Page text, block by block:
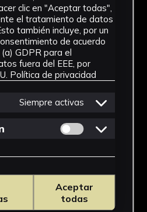
de Dios
clic en "Aceptar todas",
el tratamiento de datos
también incluye, por un
de acuerdo
GDPR para el
fuera del EEE, por
Política de privacidad
Siempre activas
Permitir cookies
Aceptar
todas